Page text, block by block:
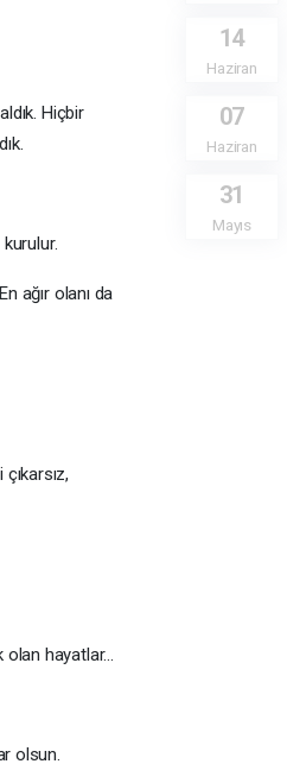
Hiçbir
ağır olanı da
hayatlar...
olsun.
14
Haziran
07
Haziran
31
Mayıs